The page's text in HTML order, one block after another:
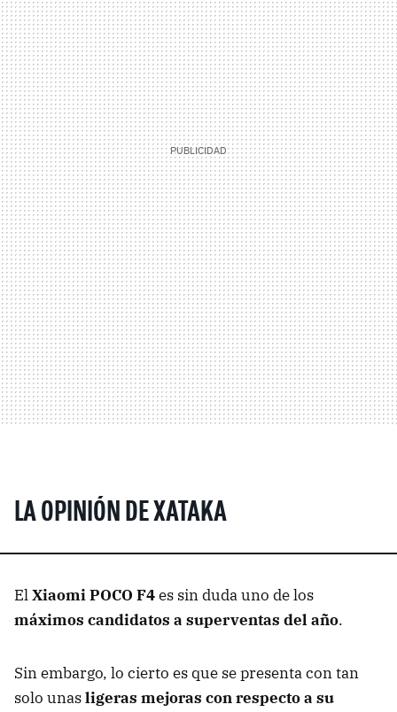
LA OPINIÓN DE XATAKA
ElXiaomi POCO F4es sin duda uno de los
máximos candidatos a superventas del año.
Sin embargo, lo cierto es que se presenta con tan
solo unasligeras mejoras con respecto a su